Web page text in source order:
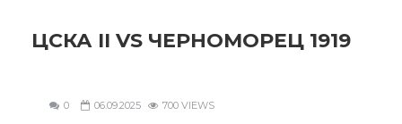
ЦСКА II VS ЧЕРНОМОРЕЦ 1919
0 06.09.2025 700 VIEWS